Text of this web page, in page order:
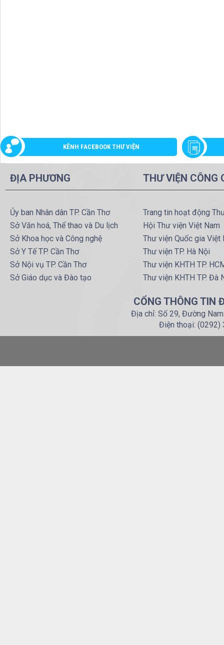
KÊNH FACEBOOK THƯ VIỆN
ĐỊA PHƯƠNG
Ủy ban Nhân dân TP. Cần Thơ
Sở Văn hoá, Thể thao và Du lịch
Sở Khoa học và Công nghệ
Sở Y Tế TP. Cần Thơ
Sở Nội vụ TP. Cần Thơ
Sở Giáo dục và Đào tạo
THƯ VIỆN CÔNG
Trang tin hoạt động
Hội Thư viện Việt Nam
Thư viện Quốc gia Việt
Thư viện TP. Hà Nội
Thư viện KHTH TP.
Thư viện KHTH TP. Đà
CỔNG THÔNG TIN
Địa chỉ: Số 29, Đường
Điện thoại: (0292)